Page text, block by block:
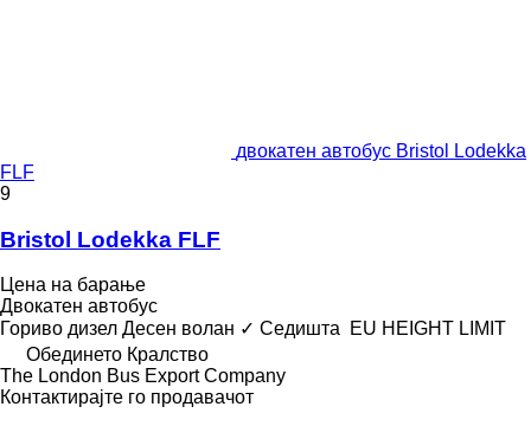
двокатен автобус Bristol Lodekka
FLF
9
Bristol Lodekka FLF
Цена на барање
Двокатен автобус
Гориво дизел Десен волан ✓ Седишта
EU HEIGHT LIMIT
Обединето Кралство
The London Bus Export Company
Контактирајте го продавачот